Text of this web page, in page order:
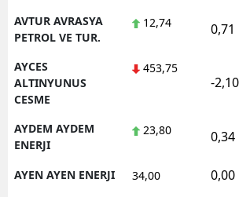
AVTUR AVRASYA
PETROL VE TUR.
12,74 0,71
AYCES
ALTINYUNUS
CESME
453,75
-2,10
AYDEM AYDEM
ENERJI
23,80 0,34
AYEN AYEN ENERJI 34,00 0,00